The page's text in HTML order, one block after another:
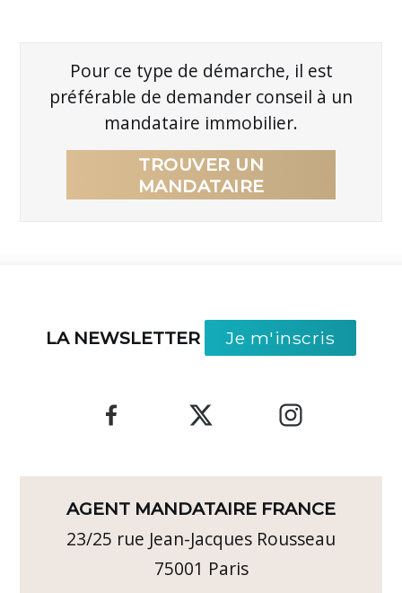
Pour ce type de démarche, il est
préférable de demander conseil à un
mandataire immobilier.
TROUVER UN
MANDATAIRE
LA NEWSLETTER Je m'inscris
AGENT MANDATAIRE FRANCE
23/25 rue Jean-Jacques Rousseau
75001 Paris